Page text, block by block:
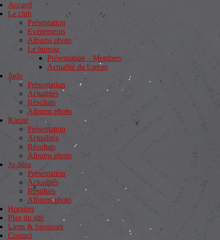
Accueil
Le club
Présentation
Evénements
Albums photo
Le bureau
Présentation – Membres
Actualité du bureau
Judo
Présentation
Actualités
Résultats
Albums photo
Karaté
Présentation
Actualités
Résultats
Albums photo
Ju-Jitsu
Présentation
Actualités
Résultats
Albums photo
Horaires
Plan du site
Liens & Sponsors
Contact